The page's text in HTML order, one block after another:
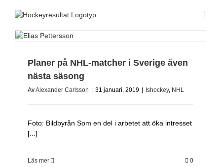
Planer på NHL-matcher i Sverige även
nästa säsong
AvAlexander Carlsson 31 januari, 2019 Ishockey, NHL
Foto: Bildbyrån Som en del i arbetet att öka intresset
[...]
Läs mer 0